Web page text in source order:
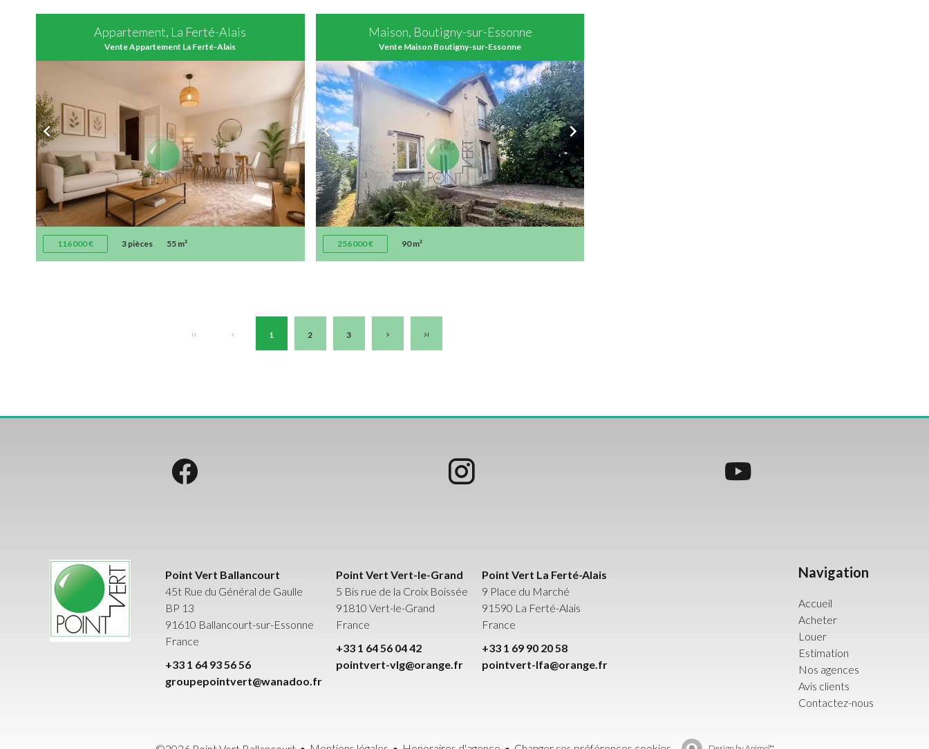
Appartement, La Ferté-Alais
Vente Appartement La Ferté-Alais
116 000 € 3 pièces 55 m²
Maison, Boutigny-sur-Essonne
Vente Maison Boutigny-sur-Essonne
256 000 € 90 m²
1 2 3
Point Vert Ballancourt
45t Rue du Général de Gaulle
BP 13
91610 Ballancourt-sur-Essonne
France
+33 1 64 93 56 56
groupepointvert@wanadoo.fr
Point Vert Vert-le-Grand
5 Bis rue de la Croix Boissée
91810 Vert-le-Grand
France
+33 1 64 56 04 42
pointvert-vlg@orange.fr
Point Vert La Ferté-Alais
9 Place du Marché
91590 La Ferté-Alais
France
+33 1 69 90 20 58
pointvert-lfa@orange.fr
Navigation
Accueil
Acheter
Louer
Estimation
Nos agences
Avis clients
Contactez-nous